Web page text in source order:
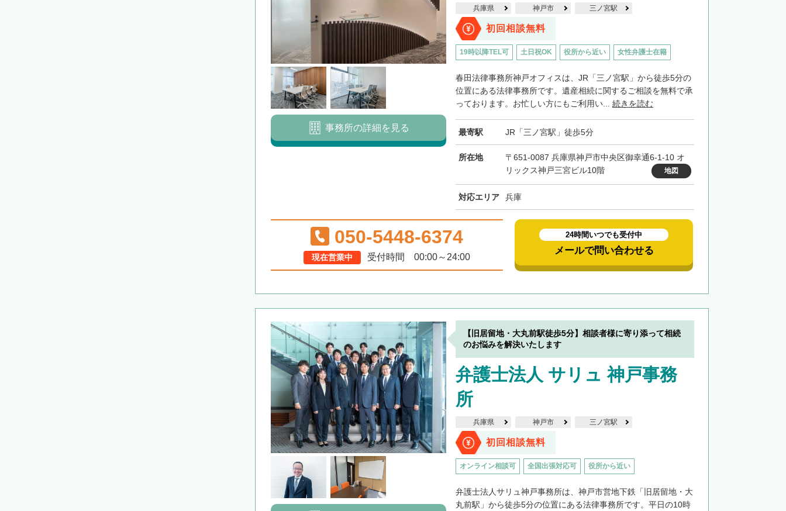
兵庫県 神戸市 三ノ宮駅
初回相談無料
19時以降TEL可 土日祝OK 役所から近い 女性弁護士在籍
春田法律事務所神戸オフィスは、JR「三ノ宮駅」から徒歩5分の
位置にある法律事務所です。遺産相続に関するご相談を無料で承
っております。お忙しい方にもご利用い... 続きを読む
最寄駅 JR「三ノ宮駅」徒歩5分
所在地
〒651-0087 兵庫県神戸市中央区御幸通6-1-10 オ
リックス神戸三宮ビル10階
地図
対応エリア 兵庫
事務所の詳細を見る
050-5448-6374
現在営業中 受付時間 00:00～24:00
24時間いつでも受付中
メールで問い合わせる
【旧居留地・大丸前駅徒歩5分】相談者様に寄り添って相続
のお悩みを解決いたします
弁護士法人 サリュ 神戸事務
所
兵庫県 神戸市 三ノ宮駅
初回相談無料
オンライン相談可 全国出張対応可 役所から近い
弁護士法人サリュ神戸事務所は、神戸市営地下鉄「旧居留地・大
丸前駅」から徒歩5分の位置にある法律事務所です。平日の10時